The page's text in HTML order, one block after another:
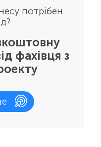
потрібен
фахівця з